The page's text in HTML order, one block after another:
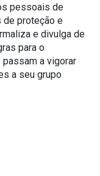
pessoais de
de proteção e
e divulga de
para o
a vigorar
a seu grupo